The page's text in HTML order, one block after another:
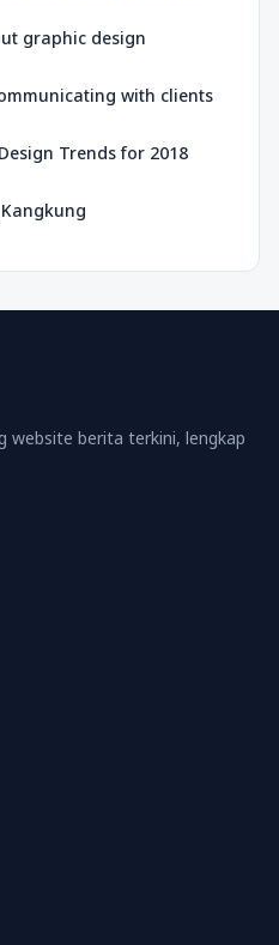
graphic design
with clients
Trends for 2018
website berita terkini, lengkap